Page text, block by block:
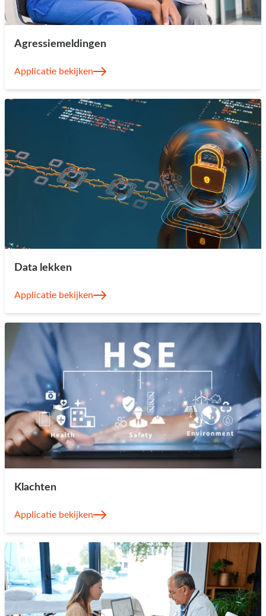
Agressiemeldingen
Applicatie bekijken
Data lekken
Applicatie bekijken
Klachten
Applicatie bekijken